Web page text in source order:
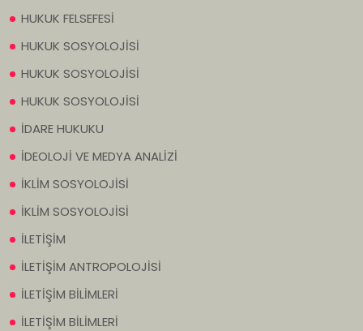
HUKUK FELSEFESİ
HUKUK SOSYOLOJİSİ
HUKUK SOSYOLOJİSİ
HUKUK SOSYOLOJİSİ
İDARE HUKUKU
İDEOLOJİ VE MEDYA ANALİZİ
İKLİM SOSYOLOJİSİ
İKLİM SOSYOLOJİSİ
İLETİŞİM
İLETİŞİM ANTROPOLOJİSİ
İLETİŞİM BİLİMLERİ
İLETİŞİM BİLİMLERİ